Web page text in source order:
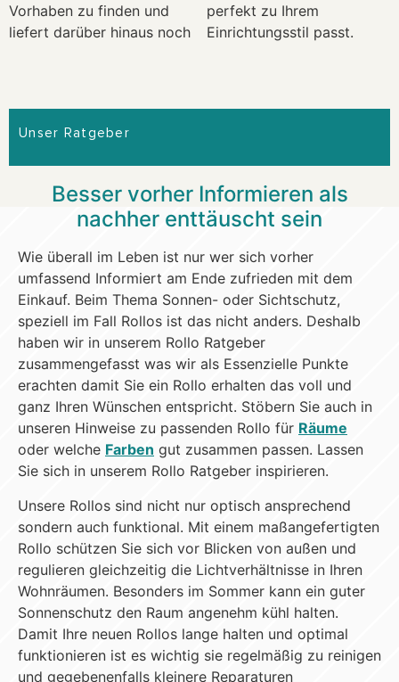
Vorhaben zu finden und
liefert darüber hinaus noch
perfekt zu Ihrem
Einrichtungsstil passt.
Unser Ratgeber
Besser vorher Informieren als
nachher enttäuscht sein
Wie überall im Leben ist nur wer sich vorher
umfassend Informiert am Ende zufrieden mit dem
Einkauf. Beim Thema Sonnen- oder Sichtschutz,
speziell im Fall Rollos ist das nicht anders. Deshalb
haben wir in unserem Rollo Ratgeber
zusammengefasst was wir als Essenzielle Punkte
erachten damit Sie ein Rollo erhalten das voll und
ganz Ihren Wünschen entspricht. Stöbern Sie auch in
unseren Hinweise zu passenden Rollo für Räume
oder welche Farben gut zusammen passen. Lassen
Sie sich in unserem Rollo Ratgeber inspirieren.
Unsere Rollos sind nicht nur optisch ansprechend
sondern auch funktional. Mit einem maßangefertigten
Rollo schützen Sie sich vor Blicken von außen und
regulieren gleichzeitig die Lichtverhältnisse in Ihren
Wohnräumen. Besonders im Sommer kann ein guter
Sonnenschutz den Raum angenehm kühl halten.
Damit Ihre neuen Rollos lange halten und optimal
funktionieren ist es wichtig sie regelmäßig zu reinigen
und gegebenenfalls kleinere Reparaturen